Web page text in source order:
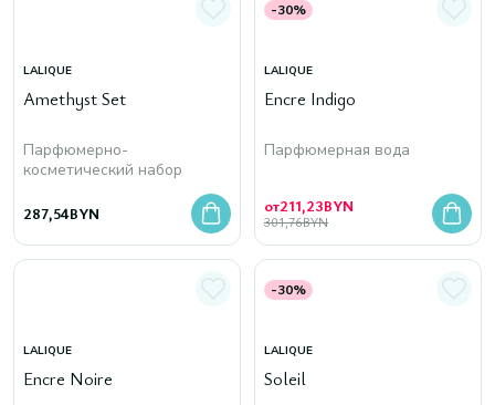
LALIQUE
Amethyst Set
Парфюмерно-
косметический набор
287,54BYN
-30%
LALIQUE
Encre Indigo
Парфюмерная вода
от211,23BYN
301,76BYN
LALIQUE
Encre Noire
-30%
LALIQUE
Soleil